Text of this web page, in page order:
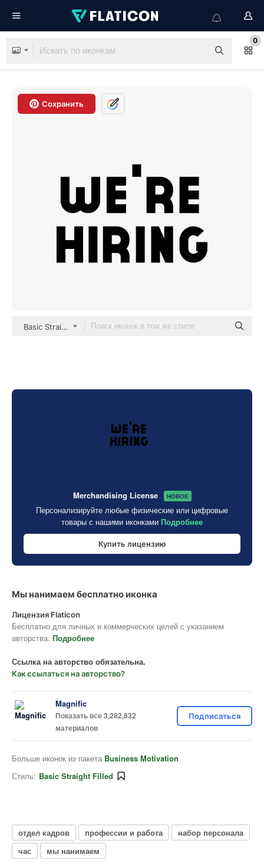
0
Сохранить
Basic Straight Filled
Merchandising License НОВОЕ
Персонализируйте любые физические или цифровые
товары с нашими иконками Подробнее
Купить лицензию
Мы нанимаем бесплатно иконка
Лицензия Flaticon
Бесплатно для личных и коммерческих целей с указанием
авторства. Подробнее
Ссылка на авторство обязательна.
Как ссылаться на авторство?
Magnific
Показать все 3,282,832
материалов
Подписаться
Больше иконок из пакета Business Motivation
Стиль: Basic Straight Filled
отдел кадров профессии и работа
набор персонала
час
мы нанимаем